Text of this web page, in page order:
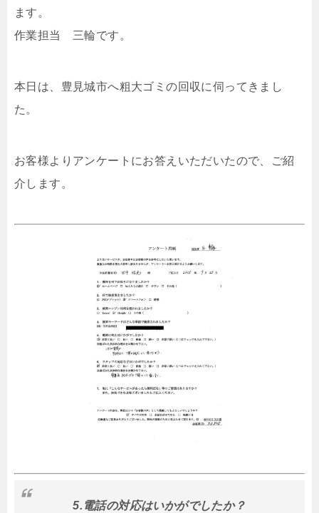
ます。
作業担当 三輪です。
本日は、豊見城市へ粗大ゴミの回収に伺ってきまし
た。
お客様よりアンケートにお答えいただいたので、ご紹
介します。
5.電話の対応はいかがでしたか？